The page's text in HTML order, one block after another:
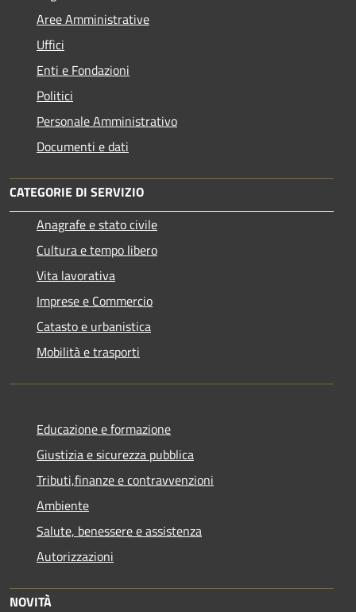
Aree Amministrative
Uffici
Enti e Fondazioni
Politici
Personale Amministrativo
Documenti e dati
CATEGORIE DI SERVIZIO
Anagrafe e stato civile
Cultura e tempo libero
Vita lavorativa
Imprese e Commercio
Catasto e urbanistica
Mobilità e trasporti
Educazione e formazione
Giustizia e sicurezza pubblica
Tributi,finanze e contravvenzioni
Ambiente
Salute, benessere e assistenza
Autorizzazioni
NOVITÀ